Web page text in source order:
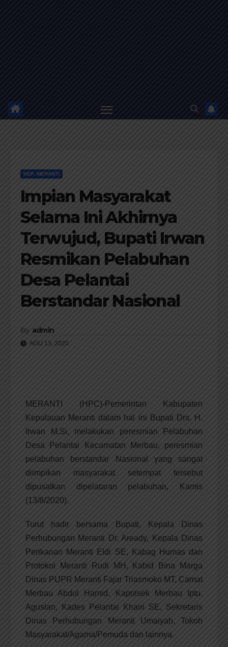
KEP. MERANTI
Impian Masyarakat
Selama Ini Akhirnya
Terwujud, Bupati Irwan
Resmikan Pelabuhan
Desa Pelantai
Berstandar Nasional
By admin
AGU 13, 2020
MERANTI (HPC)-Pemerintan Kabupaten
Kepulauan Meranti dalam hal ini Bupati Drs. H.
Irwan M.Si, melakukan peresmian Pelabuhan
Desa Pelantai Kecamatan Merbau, peresmian
pelabuhan berstandar Nasional yang sangat
diimpikan masyarakat setempat tersebut
dipusatkan dipelataran pelabuhan, Kamis
(13/8/2020).
Turut hadir bersama Bupati, Kepala Dinas
Perhubungan Meranti Dr. Aready, Kepala Dinas
Perikanan Meranti Eldi SE, Kabag Humas dan
Protokol Meranti Rudi MH, Kabid Bina Marga
Dinas PUPR Meranti Fajar Triasmoko MT, Camat
Merbau Abdul Hamid, Kapolsek Merbau Iptu.
Aguslan, Kades Pelantai Khairi SE, Sekretaris
Dinas Perhubungan Meranti Umaiyah, Tokoh
Masyarakat/Agama/Pemuda dan lainnya.